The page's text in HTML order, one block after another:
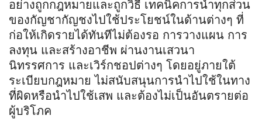
อย่างถูกกฎหมายและถูกวิธี เทคนิคการนำทุกส่วน
ของกัญชากัญชงไปใช้ประโยชน์ในด้านต่างๆ ที่
ก่อให้เกิดรายได้ทันทีไม่ต้องรอ การวางแผน การ
ลงทุน และสร้างอาชีพ ผ่านงานเสวนา
นิทรรศการ และเวิร์กชอปต่างๆ โดยอยู่ภายใต้
ระเบียบกฎหมาย ไม่สนับสนุนการนำไปใช้ในทาง
ที่ผิดหรือนำไปใช้เสพ และต้องไม่เป็นอันตรายต่อ
ผู้บริโภค